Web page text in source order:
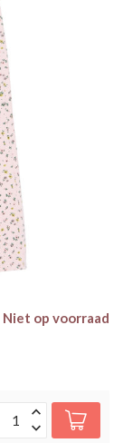
Niet op voorraad